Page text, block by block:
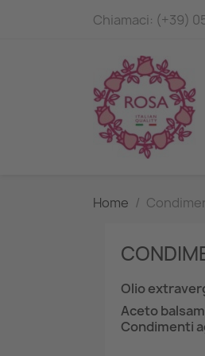
Chiamaci: (+39)
Home
Olio
Aceto
Condimenti